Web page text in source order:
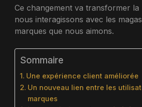
Ce changement va transformer la
nous interagissons avec les
marques que nous aimons.
Sommaire
Une expérience client améliorée
Un nouveau lien entre les
marques